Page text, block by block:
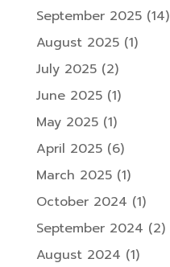
September 2025(14)
August 2025(1)
July 2025(2)
June 2025(1)
May 2025(1)
April 2025(6)
March 2025(1)
October 2024 (1)
September 2024 (2)
August 2024 (1)